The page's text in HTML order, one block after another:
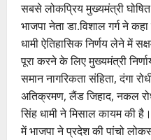
सबसे लोकप्रिय मुख्यमंत्री
भाजपा नेता डा.विशाल गर्ग ने
धामी ऐतिहासिक निर्णय लेने में
पूरा करने के लिए मुख्यमंत्री
समान नागरिकता संहिता, दंगा
अतिक्रमण, लैंड जिहाद, नकल
सिंह धामी ने मिसाल कायम की
में भाजपा ने प्रदेश की पांचो